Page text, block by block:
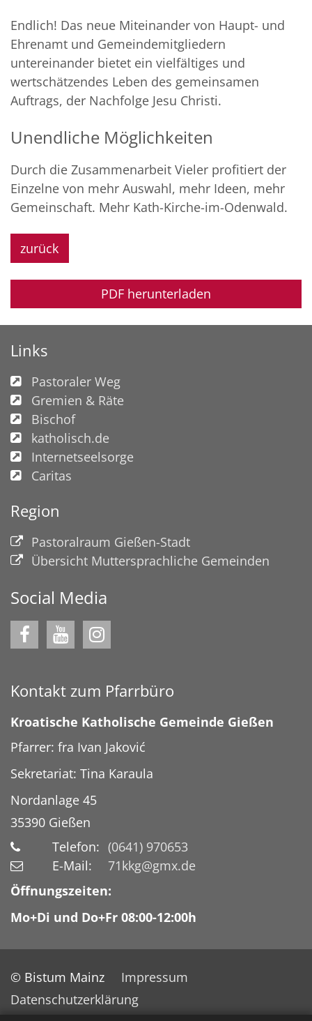
Endlich! Das neue Miteinander von Haupt- und
Ehrenamt und Gemeindemitgliedern
untereinander bietet ein vielfältiges und
wertschätzendes Leben des gemeinsamen
Auftrags, der Nachfolge Jesu Christi.
Unendliche Möglichkeiten
Durch die Zusammenarbeit Vieler profitiert der
Einzelne von mehr Auswahl, mehr Ideen, mehr
Gemeinschaft. Mehr Kath-Kirche-im-Odenwald.
zurück
PDF herunterladen
Links
Pastoraler Weg
Gremien & Räte
Bischof
katholisch.de
Internetseelsorge
Caritas
Region
Pastoralraum Gießen-Stadt
Übersicht Muttersprachliche Gemeinden
Social Media
Kontakt zum Pfarrbüro
Kroatische Katholische Gemeinde Gießen
Pfarrer: fra Ivan Jaković
Sekretariat: Tina Karaula
Nordanlage 45
35390 Gießen
Telefon: (0641) 970653
E-Mail:
71kkg@gmx.de
Öffnungszeiten:
Mo+Di und Do+Fr 08:00-12:00h
© Bistum Mainz
Impressum
Datenschutzerklärung